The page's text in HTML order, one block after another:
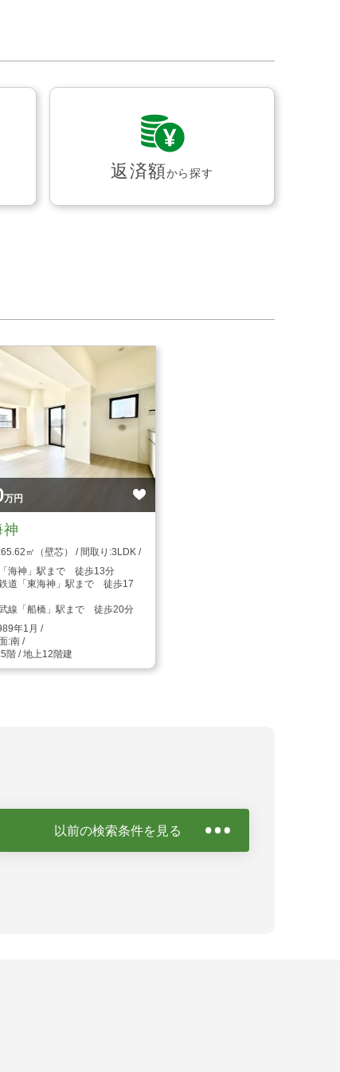
返済額から探す
万円
神
65.62㎡（壁芯）
3LDK
海神」駅まで 徒歩13分
道「東海神」駅まで 徒歩17
線「船橋」駅まで 徒歩20分
年1月
南
5階 / 地上12階建
以前の検索条件を見る